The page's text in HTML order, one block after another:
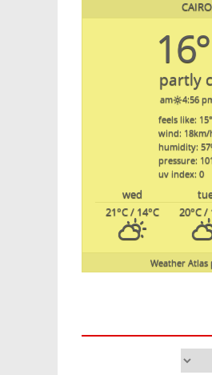
16°
partly
4:56
feels like: 15
wind: 18km/
humidity: 57
pressure:
uv index: 0
wed
20°C/
21°C/ 14°C
Weather Atlas